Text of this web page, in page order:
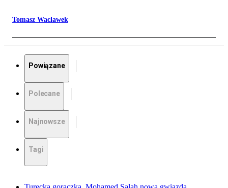
Tomasz Wacławek
Powiązane
Polecane
Najnowsze
Tagi